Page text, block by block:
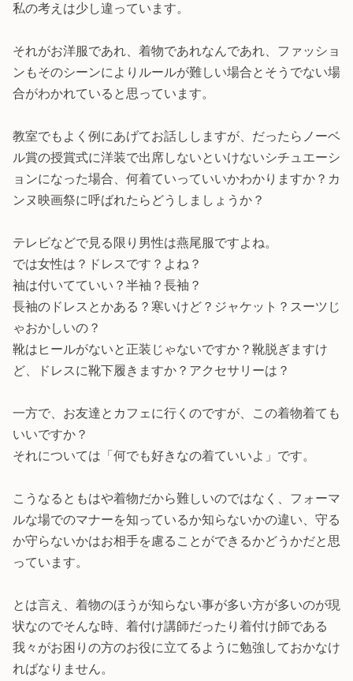
私の考えは少し違っています。
それがお洋服であれ、着物であれなんであれ、ファッショ
ンもそのシーンによりルールが難しい場合とそうでない場
合がわかれていると思っています。
教室でもよく例にあげてお話ししますが、だったらノーベ
ル賞の授賞式に洋装で出席しないといけないシチュエーシ
ョンになった場合、何着ていっていいかわかりますか？カ
ンヌ映画祭に呼ばれたらどうしましょうか？
テレビなどで見る限り男性は燕尾服ですよね。
では女性は？ドレスです？よね？
袖は付いてていい？半袖？長袖？
長袖のドレスとかある？寒いけど？ジャケット？スーツじ
ゃおかしいの？
靴はヒールがないと正装じゃないですか？靴脱ぎますけ
ど、ドレスに靴下履きますか？アクセサリーは？
一方で、お友達とカフェに行くのですが、この着物着ても
いいですか？
それについては「何でも好きなの着ていいよ」です。
こうなるともはや着物だから難しいのではなく、フォーマ
ルな場でのマナーを知っているか知らないかの違い、守る
か守らないかはお相手を慮ることができるかどうかだと思
っています。
とは言え、着物のほうが知らない事が多い方が多いのが現
状なのでそんな時、着付け講師だったり着付け師である
我々がお困りの方のお役に立てるように勉強しておかなけ
ればなりません。